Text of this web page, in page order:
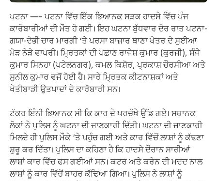
ਪਟਨਾ —– ਪਟਨਾ ਵਿੱਚ ਇੱਕ ਭਿਆਨਕ ਸੜਕ ਹਾਦਸੇ ਵਿੱਚ ਪੰਜ
ਕਾਰੋਬਾਰੀਆਂ ਦੀ ਮੌਤ ਹੋ ਗਈ। ਇਹ ਘਟਨਾ ਬੁੱਧਵਾਰ ਦੇਰ ਰਾਤ ਪਟਨਾ-
ਗਯਾ-ਦੋਭੀ ਚਾਰ ਮਾਰਗੀ ‘ਤੇ ਪਰਸਾ ਬਾਜ਼ਾਰ ਥਾਣਾ ਖੇਤਰ ਦੇ ਸੁਈਆ
ਮੋੜ ਨੇੜੇ ਵਾਪਰੀ। ਮ੍ਰਿਤਕਾਂ ਦੀ ਪਛਾਣ ਰਾਜੇਸ਼ ਕੁਮਾਰ (ਕੁਰਜੀ), ਸੰਜੇ
ਕੁਮਾਰ ਸਿਨਹਾ (ਪਟੇਲਨਗਰ), ਕਮਲ ਕਿਸ਼ੋਰ, ਪ੍ਰਕਾਸ਼ ਚੌਰਸੀਆ ਅਤੇ
ਸੁਨੀਲ ਕੁਮਾਰ ਵਜੋਂ ਹੋਈ ਹੈ। ਸਾਰੇ ਮ੍ਰਿਤਕ ਕੀਟਨਾਸ਼ਕਾਂ ਅਤੇ
ਖੇਤੀਬਾੜੀ ਉਤਪਾਦਾਂ ਦੇ ਕਾਰੋਬਾਰੀ ਸਨ।
ਟੱਕਰ ਇੰਨੀ ਭਿਆਨਕ ਸੀ ਕਿ ਕਾਰ ਦੇ ਪਰਚੱਖੇ ਉੱਡ ਗਏ। ਸਥਾਨਕ
ਲੋਕਾਂ ਨੇ ਪੁਲਿਸ ਨੂੰ ਘਟਨਾ ਦੀ ਜਾਣਕਾਰੀ ਦਿੱਤੀ। ਘਟਨਾ ਦੀ ਜਾਣਕਾਰੀ
ਮਿਲਦੇ ਹੀ ਪੁਲਿਸ ਮੌਕੇ ‘ਤੇ ਪਹੁੰਚ ਗਈ ਅਤੇ ਕਾਰ ਵਿੱਚੋਂ ਲਾਸ਼ਾਂ ਨੂੰ ਕੱਢਣਾ
ਸ਼ੁਰੂ ਕਰ ਦਿੱਤਾ। ਪੁਲਿਸ ਦਾ ਕਹਿਣਾ ਹੈ ਕਿ ਹਾਦਸੇ ਦੌਰਾਨ ਸਾਰੀਆਂ
ਲਾਸ਼ਾਂ ਕਾਰ ਵਿੱਚ ਫਸ ਗਈਆਂ ਸਨ। ਕਟਰ ਅਤੇ ਕਰੇਨ ਦੀ ਮਦਦ ਨਾਲ
ਲਾਸ਼ਾਂ ਨੂੰ ਕਾਰ ਵਿੱਚੋਂ ਬਾਹਰ ਕੱਢਿਆ ਗਿਆ। ਪੁਲਿਸ ਨੇ ਲਾਸ਼ਾਂ ਨੂੰ